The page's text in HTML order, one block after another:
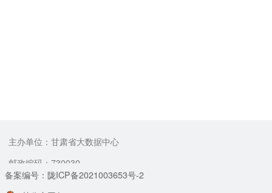
主办单位：甘肃省大数据中心
邮政编码：730030
备案编号：陇ICP备2021003653号-2